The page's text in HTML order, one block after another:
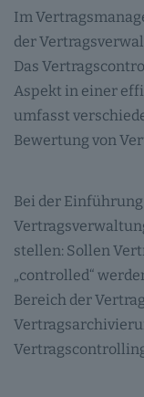
Im
der
Das
Aspekt in einer
umfasst
Bewertung von
Bei der
stellen: Sollen
„controlled“
Bereich der